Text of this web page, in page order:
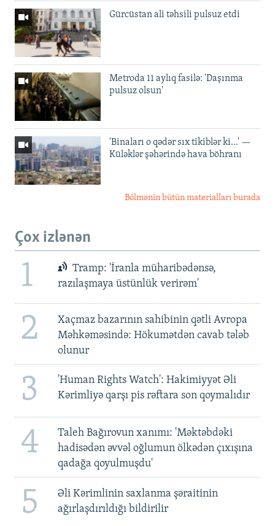
Gürcüstan ali təhsili pulsuz etdi
Metroda 11 aylıq fasilə: 'Daşınma
pulsuz olsun'
'Binaları o qədər sıx tikiblər ki...' —
Küləklər şəhərində hava böhranı
Bölmənin bütün materialları burada
Çox izlənən
1
Tramp: 'İranla müharibədənsə,
razılaşmaya üstünlük verirəm'
2
Xaçmaz bazarının sahibinin qətli Avropa
Məhkəməsində: Hökumətdən cavab tələb
olunur
3
'Human Rights Watch': Hakimiyyət Əli
Kərimliyə qarşı pis rəftara son qoymalıdır
4
Taleh Bağırovun xanımı: 'Məktəbdəki
hadisədən əvvəl oğlumun ölkədən çıxışına
qadağa qoyulmuşdu'
5
Əli Kərimlinin saxlanma şəraitinin
ağırlaşdırıldığı bildirilir